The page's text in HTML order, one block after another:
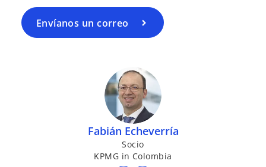
Envíanos un correo
Fabián Echeverría
Socio
KPMG in Colombia